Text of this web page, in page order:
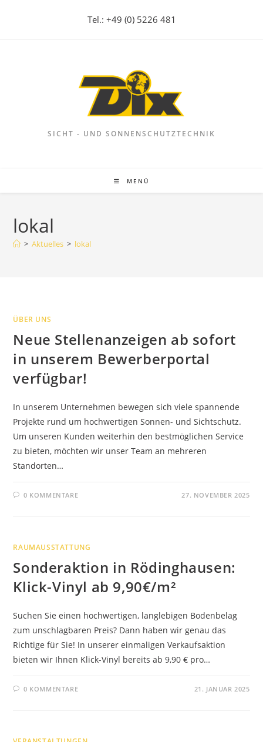
Tel.: +49 (0) 5226 481
SICHT - UND SONNENSCHUTZTECHNIK
MENÜ
lokal
> Aktuelles > lokal
ÜBER UNS
Neue Stellenanzeigen ab sofort
in unserem Bewerberportal
verfügbar!
In unserem Unternehmen bewegen sich viele spannende
Projekte rund um hochwertigen Sonnen- und Sichtschutz.
Um unseren Kunden weiterhin den bestmöglichen Service
zu bieten, möchten wir unser Team an mehreren
Standorten…
0 KOMMENTARE 27. NOVEMBER 2025
RAUMAUSSTATTUNG
Sonderaktion in Rödinghausen:
Klick-Vinyl ab 9,90€/m²
Suchen Sie einen hochwertigen, langlebigen Bodenbelag
zum unschlagbaren Preis? Dann haben wir genau das
Richtige für Sie! In unserer einmaligen Verkaufsaktion
bieten wir Ihnen Klick-Vinyl bereits ab 9,90 € pro…
0 KOMMENTARE 21. JANUAR 2025